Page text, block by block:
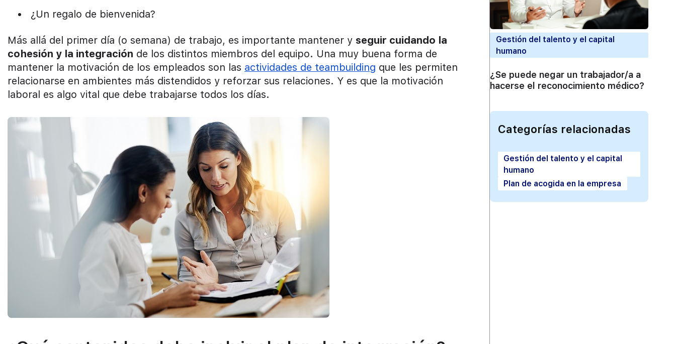
¿Un regalo de bienvenida?
Más allá del primer día (o semana) de trabajo, es importante mantener y seguir cuidando la
cohesión y la integración de los distintos miembros del equipo. Una muy buena forma de
mantener la motivación de los empleados son las actividades de teambuilding que les permiten
relacionarse en ambientes más distendidos y reforzar sus relaciones. Y es que la motivación
laboral es algo vital que debe trabajarse todos los días.
Gestión del talento y el capital
humano
¿Se puede negar un trabajador/a a
hacerse el reconocimiento médico?
Categorías relacionadas
Gestión del talento y el capital
humano
Plan de acogida en la empresa